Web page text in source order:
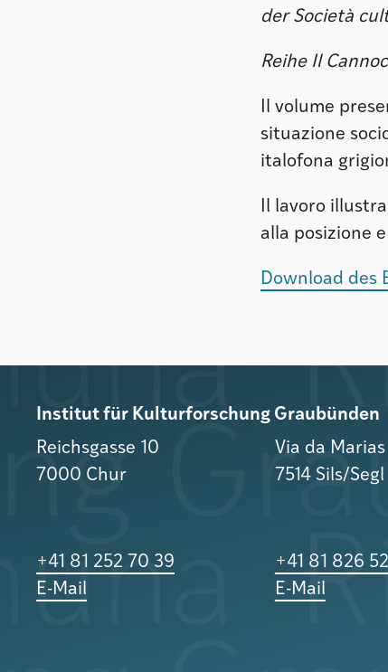
der Società
Reihe Il
Il volume
situazione
italofona
Il lavoro
alla posizione
Download des
Institut für Kulturforschung Graubünden
Reichsgasse 10
7000 Chur
Via da Marias
7514 Sils/Segl
+41 81 252 70 39
E-Mail
+41 81 826
E-Mail